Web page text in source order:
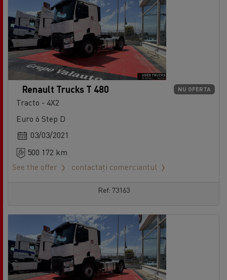
NU OFERTA
Renault Trucks T 480
Tracto - 4X2
Euro 6 Step D
03/03/2021
500 172 km
See the offer
contactați comerciantul
Ref: 73163